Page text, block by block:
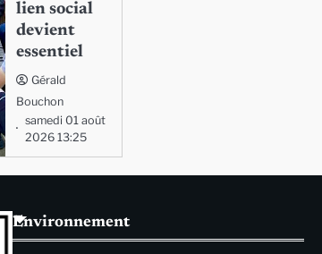
lien social
devient
essentiel
Gérald
Bouchon
samedi 01 août
2026 13:25
Environnement